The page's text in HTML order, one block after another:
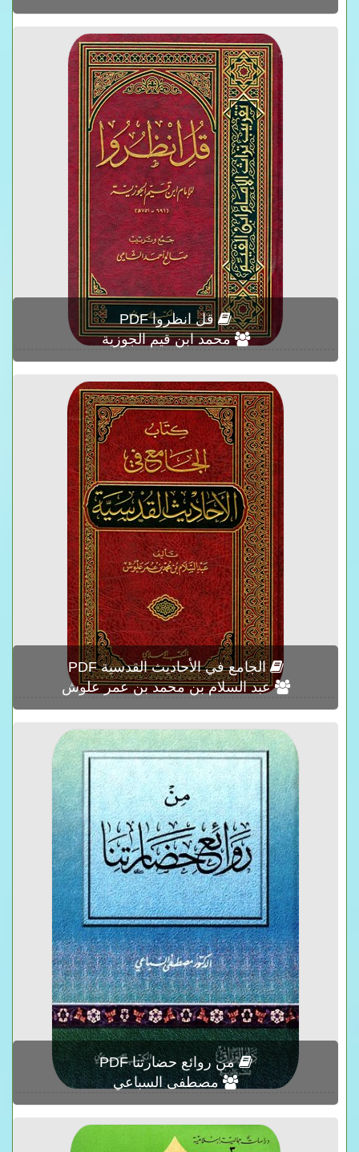
قل انظروا PDF
محمد ابن قيم الجوزية
الجامع في الأحاديث القدسية PDF
عبد السلام بن محمد بن عمر علوش
من روائع حضارتنا PDF
مصطفى السباعي